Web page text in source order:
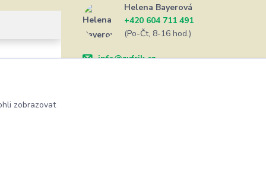
Helena Bayerová
+420 604 711 491
(Po-Čt, 8-16 hod.)
info@zufrik.cz
zobrazovat